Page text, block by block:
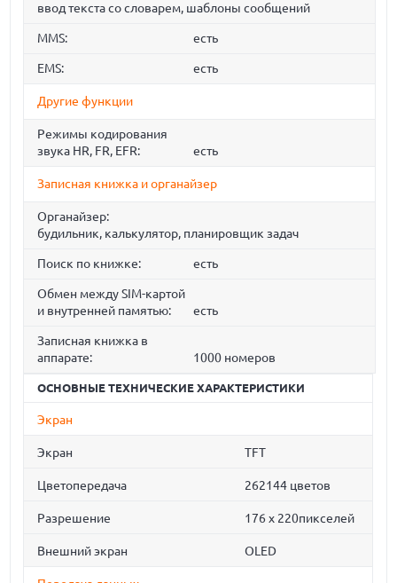
ввод текста со словарем, шаблоны сообщений
MMS: есть
EMS: есть
Другие функции
Режимы кодирования
звука HR, FR, EFR:
есть
Записная книжка и органайзер
Органайзер:
будильник, калькулятор, планировщик задач
Поиск по книжке: есть
Обмен между SIM-картой
и внутренней памятью:
есть
Записная книжка в
аппарате:
1000 номеров
ОСНОВНЫЕ ТЕХНИЧЕСКИЕ ХАРАКТЕРИСТИКИ
Экран
Экран TFT
Цветопередача 262144 цветов
Разрешение 176 x 220пикселей
Внешний экран OLED